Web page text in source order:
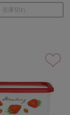
在庫切れ